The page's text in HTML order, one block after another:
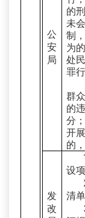
公
安
局
未
制
处
罪
群
的
开
的
发
改
设
清